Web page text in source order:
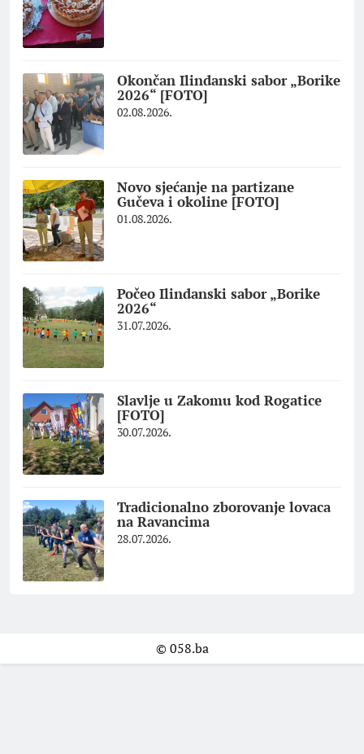
Okončan Ilindanski sabor „Borike
2026“ [FOTO]
02.08.2026.
Novo sjećanje na partizane
Gučeva i okoline [FOTO]
01.08.2026.
Počeo Ilindanski sabor „Borike
2026“
31.07.2026.
Slavlje u Zakomu kod Rogatice
[FOTO]
30.07.2026.
Tradicionalno zborovanje lovaca
na Ravancima
28.07.2026.
© 058.ba